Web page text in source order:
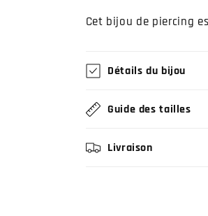
Cet bijou de piercing
Détails du bijou
Guide des tailles
Livraison